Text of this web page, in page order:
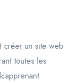
créer un site web
toutes les